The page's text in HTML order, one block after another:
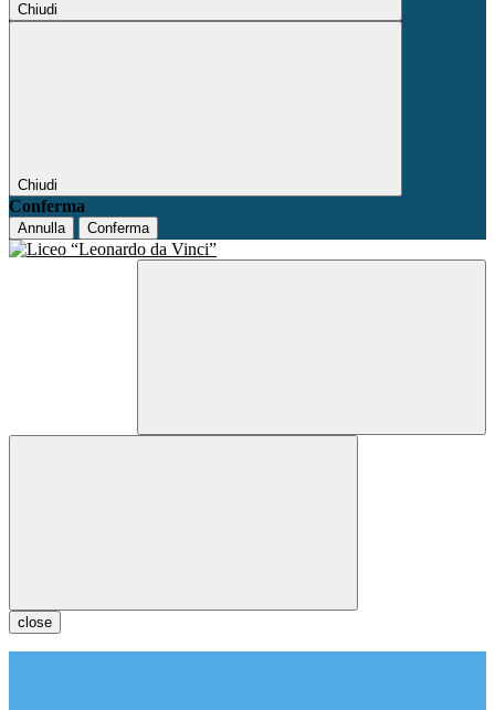
Chiudi
Chiudi
Conferma
Annulla Conferma
close